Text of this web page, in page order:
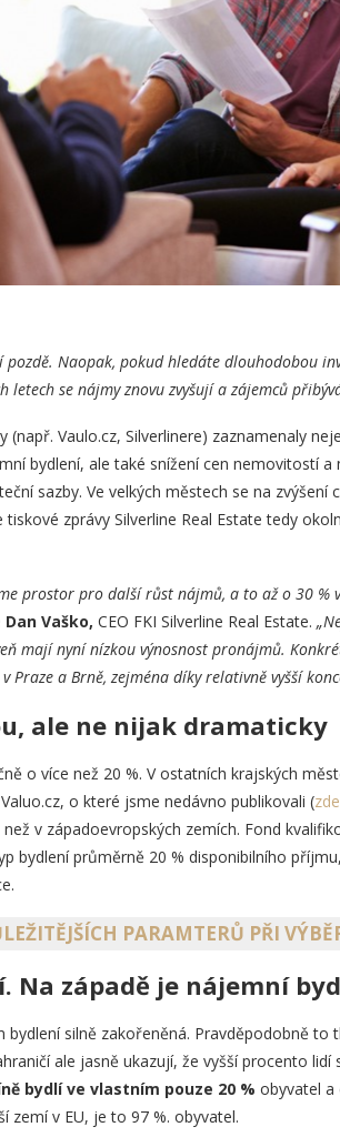
Naopak, pokud hledáte dlouhodobou
se nájmy znovu zvyšují a zájemců
(např. Vaulo.cz, Silverlinere) zaznamenaly
bydlení, ale také snížení cen nemovitostí
sazby. Ve velkých městech se na zvýšení
zprávy Silverline Real Estate tedy
prostor pro další růst nájmů, a to až o 30 %
Dan Vaško, CEO FKI Silverline Real Estate.
mají nyní nízkou výnosnost pronájmů.
Praze a Brně, zejména díky relativně vyšší
ale ne nijak dramaticky
o více než 20 %. V ostatních krajských
o které jsme nedávno publikovali (zde
v západoevropských zemích. Fond
bydlení průměrně 20 % disponibilního
PARAMTERŮ PŘI
Na západě je nájemní
bydlení silně zakořeněná. Pravděpodobně
ale jasně ukazují, že vyšší procento
bydlí ve vlastním pouze 20 % obyvatel a
zemí v EU, je to 97 %. obyvatel.